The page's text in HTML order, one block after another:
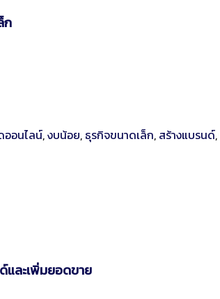
ก
ออนไลน์,งบน้อย, ธุรกิจขนาดเล็ก, สร้างแบรนด์,
และเพิ่มยอดขาย